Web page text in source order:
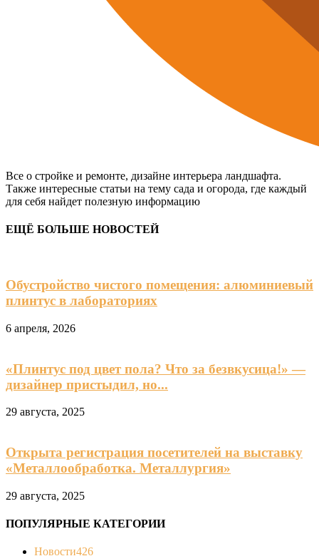
Все о стройке и ремонте, дизайне интерьера ландшафта.
Также интересные статьи на тему сада и огорода, где каждый
для себя найдет полезную информацию
ЕЩЁ БОЛЬШЕ НОВОСТЕЙ
Обустройство чистого помещения: алюминиевый
плинтус в лабораториях
6 апреля, 2026
«Плинтус под цвет пола? Что за безвкусица!» —
дизайнер пристыдил, но...
29 августа, 2025
Открыта регистрация посетителей на выставку
«Металлообработка. Металлургия»
29 августа, 2025
ПОПУЛЯРНЫЕ КАТЕГОРИИ
Новости426